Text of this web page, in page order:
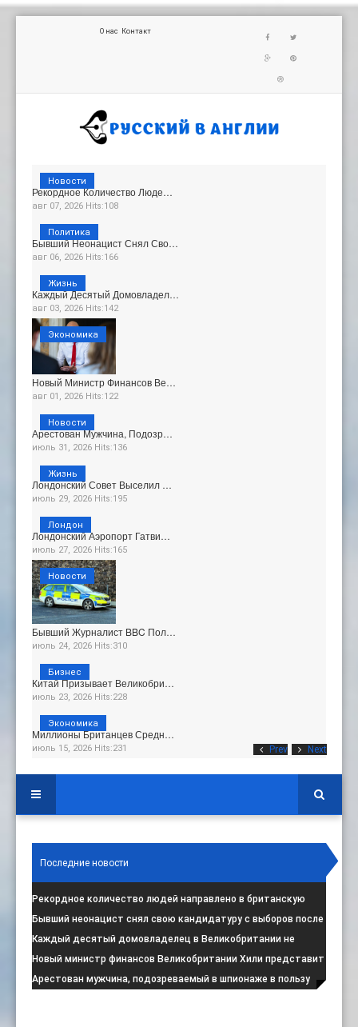
О нас Контакт
Prev Next
Рекордное Количество Люде…
авг 07, 2026 Hits:108
Новости
Бывший Неонацист Снял Сво…
авг 06, 2026 Hits:166
Политика
Каждый Десятый Домовладел…
авг 03, 2026 Hits:142
Жизнь
Новый Министр Финансов Ве…
авг 01, 2026 Hits:122
Экономика
Арестован Мужчина, Подозр…
июль 31, 2026 Hits:136
Новости
Лондонский Совет Выселил …
июль 29, 2026 Hits:195
Жизнь
Лондонский Аэропорт Гатви…
июль 27, 2026 Hits:165
Лондон
Бывший Журналист BBC Пол…
июль 24, 2026 Hits:310
Новости
Китай Призывает Великобри…
июль 23, 2026 Hits:228
Бизнес
Миллионы Британцев Средн…
июль 15, 2026 Hits:231
Экономика
Последние новости
Рекордное количество людей направлено в британскую
программу по борьбе с радикал:
Бывший неонацист снял свою кандидатуру с выборов после
негативной реакции общест:
Каждый десятый домовладелец в Великобритании не
намерен соблюдать запрет на испо:
Новый министр финансов Великобритании Хили представит
свой первый бюджет 28 октя:
Арестован мужчина, подозреваемый в шпионаже в пользу